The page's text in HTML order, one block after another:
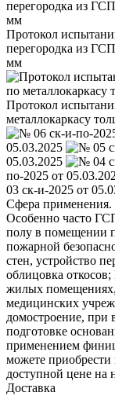
Протокол
перегородка из
мм
Протокол
металлокаркасу
05.03.2025
05.03.2025
по-2025 от
03 ск-и-2025 от
Сфера
Особенно часто
полу в помещении
пожарной
стен, устройство
облицовка
жилых
медицинских
домостроение, при
подготовке
применением
можете
доступной цене на
Доставка